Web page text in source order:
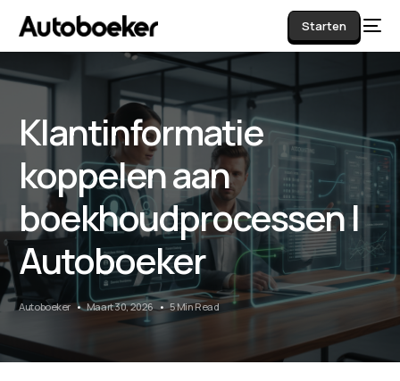
Starten
Klantinformatie
koppelen aan
boekhoudprocessen |
Autoboeker
Autoboeker Maart 30, 2026 5 Min Read
AI